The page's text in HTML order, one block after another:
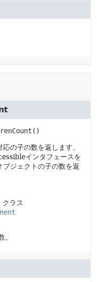
()
の子の数を返します。
インタフェースを
ジェクトの子の数を返
、クラス